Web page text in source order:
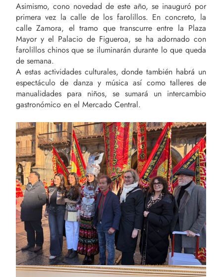
Asimismo, cono novedad de este año, se inauguró por
primera vez la calle de los farolillos. En concreto, la
calle Zamora, el tramo que transcurre entre la Plaza
Mayor y el Palacio de Figueroa, se ha adornado con
farolillos chinos que se iluminarán durante lo que queda
de semana.
A estas actividades culturales, donde también habrá un
espectáculo de danza y música así como talleres de
manualidades para niños, se sumará un intercambio
gastronómico en el Mercado Central.